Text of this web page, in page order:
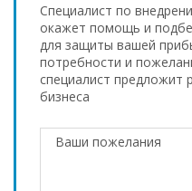
Специалист по
окажет помощь и
для защиты вашей
потребности и
специалист предложит
бизнеса